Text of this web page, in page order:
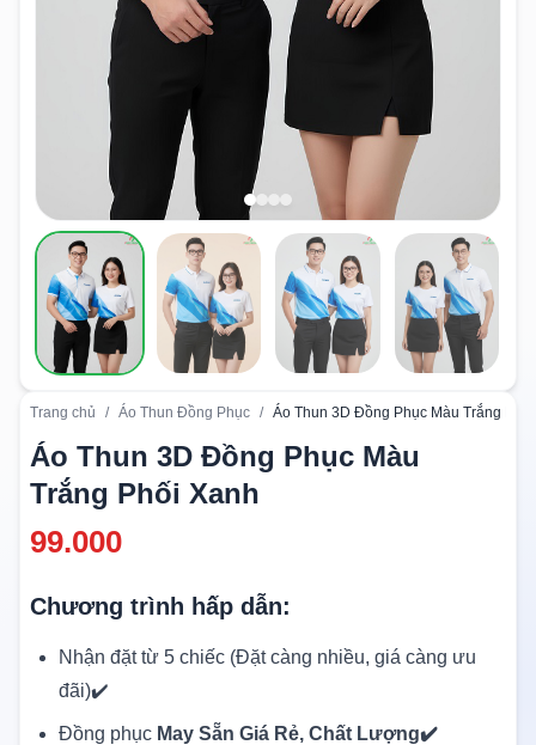
Trang chủ / Áo Thun Đồng Phục / Áo Thun 3D Đồng Phục Màu Trắng
Áo Thun 3D Đồng Phục Màu
Trắng Phối Xanh
99.000
Chương trình hấp dẫn:
Nhận đặt từ 5 chiếc (Đặt càng nhiều, giá càng ưu
đãi)✔️
Đồng phục May Sẵn Giá Rẻ, Chất Lượng✔️